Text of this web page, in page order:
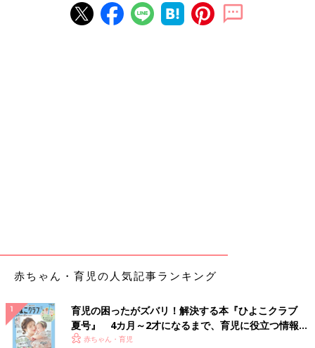
赤ちゃん・育児の人気記事ランキング
育児の困ったがズバリ！解決する本『ひよこクラブ
夏号』 4カ月～2才になるまで、育児に役立つ情報が
いっぱい！
赤ちゃん・育児